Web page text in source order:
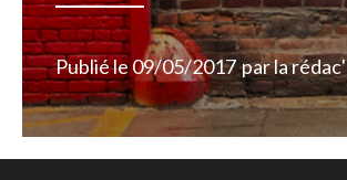
Publié le09/05/2017 parla rédac'